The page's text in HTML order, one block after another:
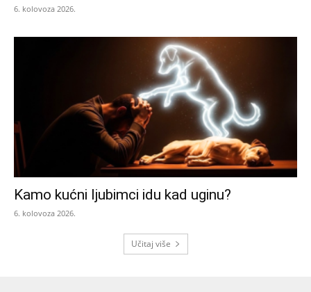
6. kolovoza 2026.
Kamo kućni ljubimci idu kad uginu?
6. kolovoza 2026.
Učitaj više